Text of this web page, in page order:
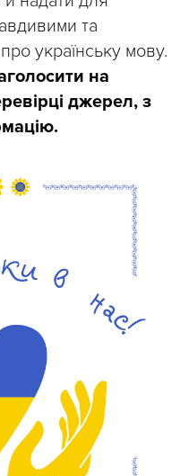
та
українську мову.
на
джерел, з